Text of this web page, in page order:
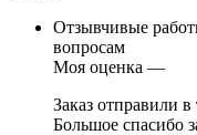
Отзывчивые
вопросам
Моя оценка —
Заказ отправили
Большое спасибо